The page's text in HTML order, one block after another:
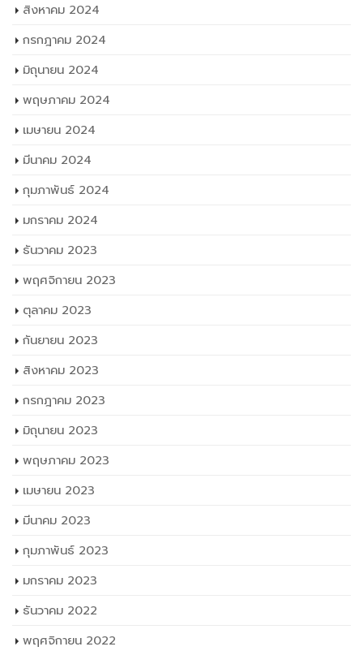
สิงหาคม 2024
กรกฎาคม 2024
มิถุนายน 2024
พฤษภาคม 2024
เมษายน 2024
มีนาคม 2024
กุมภาพันธ์ 2024
มกราคม 2024
ธันวาคม 2023
พฤศจิกายน 2023
ตุลาคม 2023
กันยายน 2023
สิงหาคม 2023
กรกฎาคม 2023
มิถุนายน 2023
พฤษภาคม 2023
เมษายน 2023
มีนาคม 2023
กุมภาพันธ์ 2023
มกราคม 2023
ธันวาคม 2022
พฤศจิกายน 2022